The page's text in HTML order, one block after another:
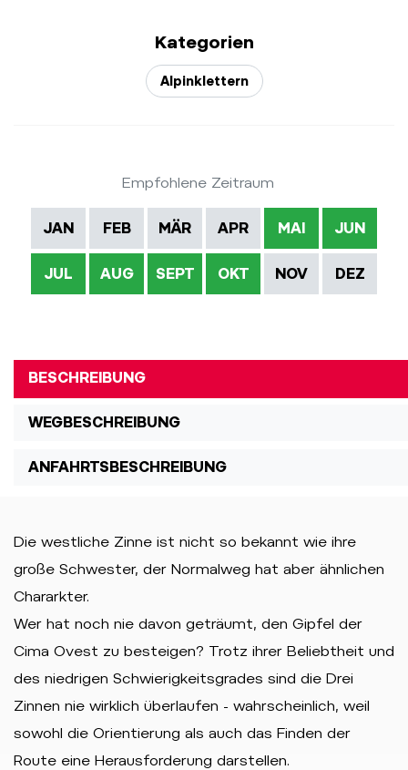
Kategorien
Alpinklettern
Empfohlene Zeitraum
JAN FEB MÄR APR MAI JUN
JUL AUG SEPT OKT NOV DEZ
BESCHREIBUNG
WEGBESCHREIBUNG
ANFAHRTSBESCHREIBUNG
Die westliche Zinne ist nicht so bekannt wie ihre
große Schwester, der Normalweg hat aber ähnlichen
Chararkter.
Wer hat noch nie davon geträumt, den Gipfel der
Cima Ovest zu besteigen? Trotz ihrer Beliebtheit und
des niedrigen Schwierigkeitsgrades sind die Drei
Zinnen nie wirklich überlaufen - wahrscheinlich, weil
sowohl die Orientierung als auch das Finden der
Route eine Herausforderung darstellen.